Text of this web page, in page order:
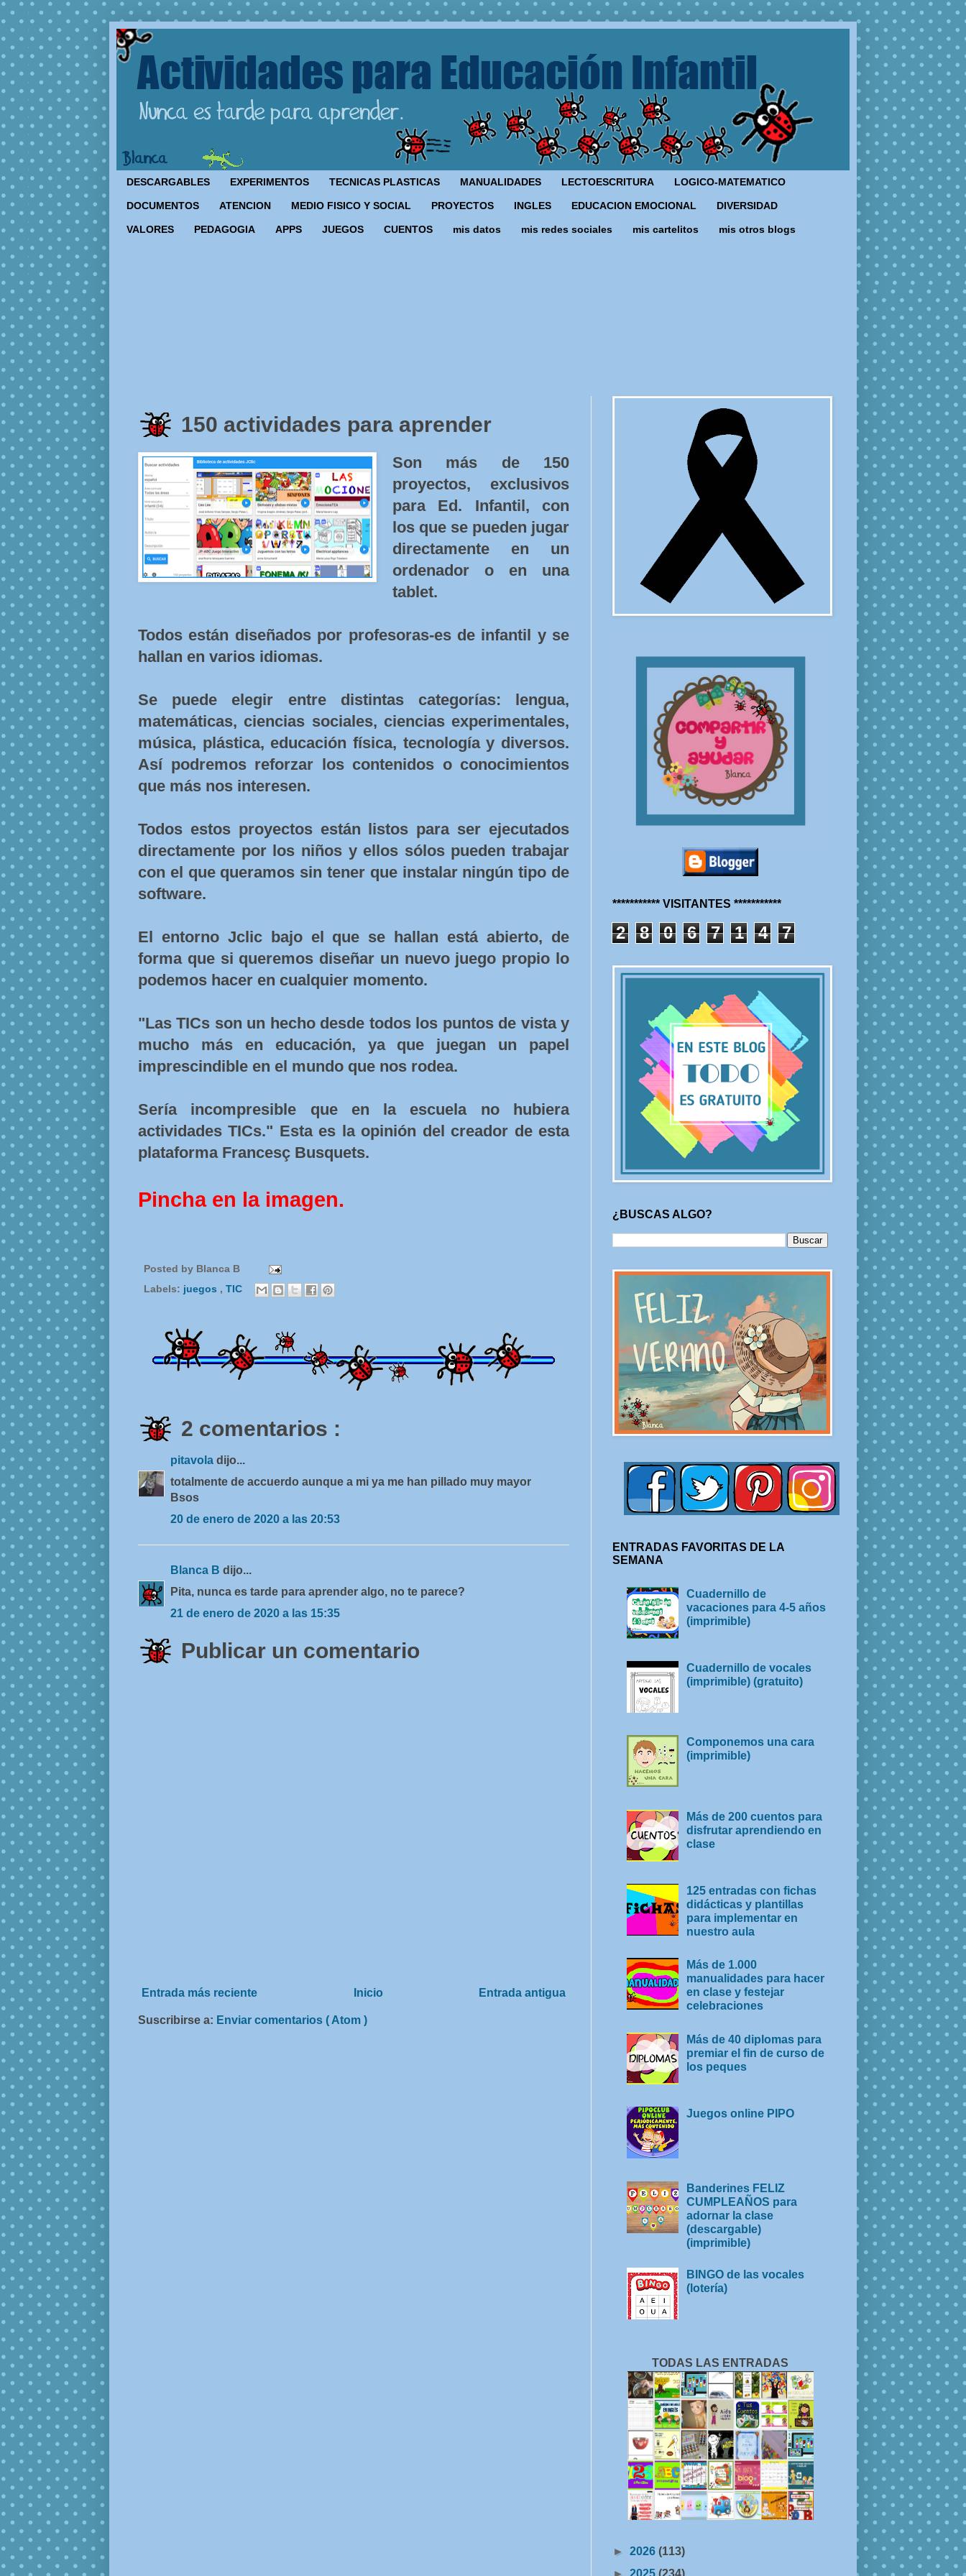
DESCARGABLES EXPERIMENTOS TECNICAS PLASTICAS MANUALIDADES LECTOESCRITURA LOGICO-MATEMATICO
DOCUMENTOS ATENCION MEDIO FISICO Y SOCIAL PROYECTOS INGLES EDUCACION EMOCIONAL DIVERSIDAD
VALORES PEDAGOGIA APPS JUEGOS CUENTOS mis datos mis redes sociales mis cartelitos mis otros blogs
150 actividades para aprender
Son más de 150
proyectos, exclusivos
para Ed. Infantil, con
los que se pueden jugar
directamente en un
ordenador o en una
tablet.
Todos están diseñados por profesoras-es de infantil y se
hallan en varios idiomas.
Se puede elegir entre distintas categorías: lengua,
matemáticas, ciencias sociales, ciencias experimentales,
música, plástica, educación física, tecnología y diversos.
Así podremos reforzar los contenidos o conocimientos
que más nos interesen.
Todos estos proyectos están listos para ser ejecutados
directamente por los niños y ellos sólos pueden trabajar
con el que queramos sin tener que instalar ningún tipo de
software.
El entorno Jclic bajo el que se hallan está abierto, de
forma que si queremos diseñar un nuevo juego propio lo
podemos hacer en cualquier momento.
"Las TICs son un hecho desde todos los puntos de vista y
mucho más en educación, ya que juegan un papel
imprescindible en el mundo que nos rodea.
Sería incompresible que en la escuela no hubiera
actividades TICs." Esta es la opinión del creador de esta
plataforma Francesç Busquets.
Pincha en la imagen.
Posted by Blanca B
Labels: juegos , TIC
2 comentarios :
pitavola dijo...
totalmente de accuerdo aunque a mi ya me han pillado muy mayor
Bsos
20 de enero de 2020 a las 20:53
Blanca B dijo...
Pita, nunca es tarde para aprender algo, no te parece?
21 de enero de 2020 a las 15:35
Publicar un comentario
Entrada más reciente Entrada antigua
Inicio
Suscribirse a: Enviar comentarios ( Atom )
*********** VISITANTES ***********
2 8 0 6 7 1 4 7
¿BUSCAS ALGO?
ENTRADAS FAVORITAS DE LA
SEMANA
Cuadernillo de
vacaciones para 4-5 años
(imprimible)
Cuadernillo de vocales
(imprimible) (gratuito)
Componemos una cara
(imprimible)
Más de 200 cuentos para
disfrutar aprendiendo en
clase
125 entradas con fichas
didácticas y plantillas
para implementar en
nuestro aula
Más de 1.000
manualidades para hacer
en clase y festejar
celebraciones
Más de 40 diplomas para
premiar el fin de curso de
los peques
Juegos online PIPO
Banderines FELIZ
CUMPLEAÑOS para
adornar la clase
(descargable)
(imprimible)
BINGO de las vocales
(lotería)
TODAS LAS ENTRADAS
► 2026 (113)